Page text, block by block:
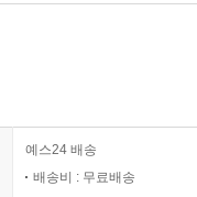
예스24 배송
배송비 : 무료배송